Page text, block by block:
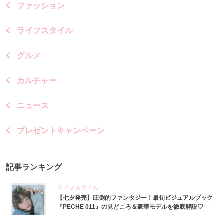
ファッション
ライフスタイル
グルメ
カルチャー
ニュース
プレゼントキャンペーン
記事ランキング
ライフスタイル
【七夕発売】圧倒的ファンタジー！最旬ビジュアルブック
『PECHE 011』の見どころ＆豪華モデルを徹底解説♡